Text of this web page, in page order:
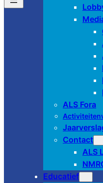
ALS Fora
Contact
ALS
Educatief